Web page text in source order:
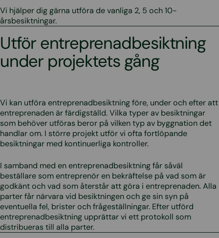
Vi hjälper dig gärna utföra de vanliga 2, 5 och 10-
årsbesiktningar.
Utför entreprenadbesiktning
under projektets gång
Vi kan utföra entreprenadbesiktning före, under och efter att
entreprenaden är färdigställd. Vilka typer av besiktningar
som behöver utföras beror på vilken typ av byggnation det
handlar om. I större projekt utför vi ofta fortlöpande
besiktningar med kontinuerliga kontroller.
I samband med en entreprenadbesiktning får såväl
beställare som entreprenör en bekräftelse på vad som är
godkänt och vad som återstår att göra i entreprenaden. Alla
parter får närvara vid besiktningen och ge sin syn på
eventuella fel, brister och frågeställningar. Efter utförd
entreprenadbesiktning upprättar vi ett protokoll som
distribueras till alla parter.